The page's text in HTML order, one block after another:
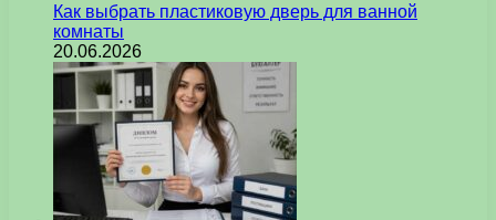
Как выбрать пластиковую дверь для ванной
комнаты
20.06.2026